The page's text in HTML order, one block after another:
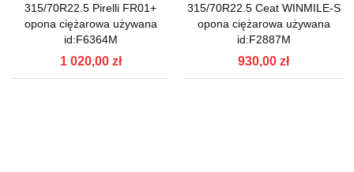
315/70R22.5 Pirelli FR01+
opona ciężarowa używana
id:F6364M
1 020,00 zł
315/70R22.5 Ceat WINMILE-S
opona ciężarowa używana
id:F2887M
930,00 zł